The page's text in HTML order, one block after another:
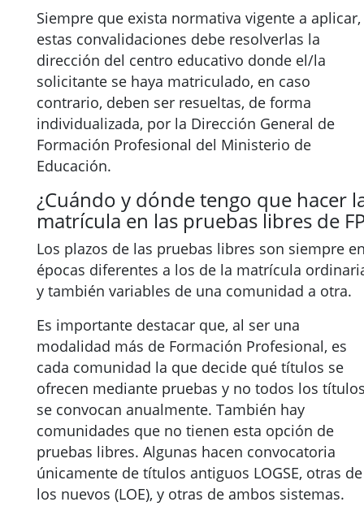
Siempre que exista normativa vigente a aplicar,
estas convalidaciones debe resolverlas la
dirección del centro educativo donde el/la
solicitante se haya matriculado, en caso
contrario, deben ser resueltas, de forma
individualizada, por la Dirección General de
Formación Profesional del Ministerio de
Educación.
¿Cuándo y dónde tengo que hacer
matrícula en las pruebas libres de
Los plazos de las pruebas libres son siempre
épocas diferentes a los de la matrícula
y también variables de una comunidad a otra.
Es importante destacar que, al ser una
modalidad más de Formación Profesional, es
cada comunidad la que decide qué títulos se
ofrecen mediante pruebas y no todos los
se convocan anualmente. También hay
comunidades que no tienen esta opción de
pruebas libres. Algunas hacen convocatoria
únicamente de títulos antiguos LOGSE, otras de
los nuevos (LOE), y otras de ambos sistemas.